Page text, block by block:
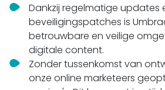
Dankzij regelmatige updates
beveiligingspatches is
betrouwbare en veilige
digitale content.
Zonder tussenkomst van
onze online marketeers